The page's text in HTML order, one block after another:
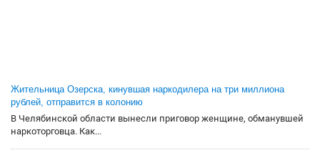
Жительница Озерска, кинувшая наркодилера на три миллиона
рублей, отправится в колонию
В Челябинской области вынесли приговор женщине, обманувшей
наркоторговца. Как...